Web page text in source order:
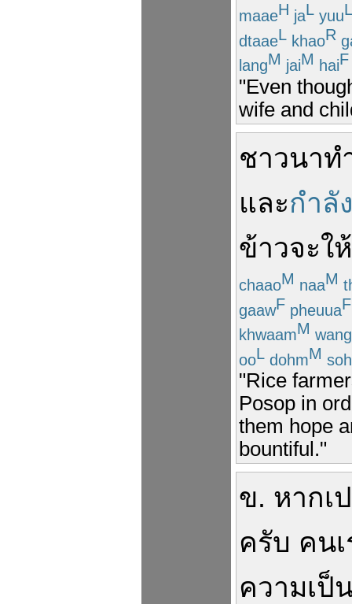
maaeH jaL yuuL
dtaaeL khaoR
langM jaiM haiF
"Even
wife and
ชาวนาท
และกำลั
ข้าวจะใ
chaaoM naaM
gaawF pheuuaF
khwaamM wang
ooL dohmM
"Rice
Posop in
them hope
bountiful."
ข. หากเ
ครับ คน
ความเป็